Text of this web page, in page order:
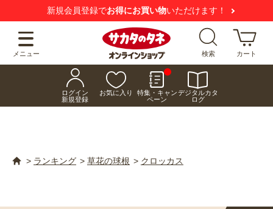
新規会員登録でお得にお買い物いただけます！
メニュー 検索 カート
ログイン
新規登録
お気に入り
特集・キャン
ペーン
デジタルカタ
ログ
> ランキング > 草花の球根 > クロッカス